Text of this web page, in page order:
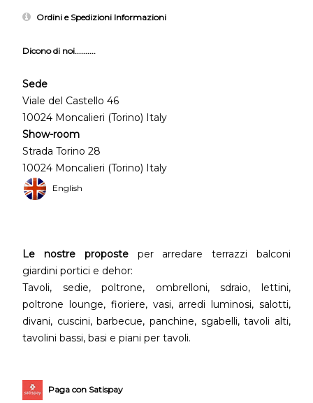
Ordini e Spedizioni Informazioni
Dicono di noi..........
Sede
Viale del Castello 46
10024 Moncalieri (Torino) Italy
Show-room
Strada Torino 28
10024 Moncalieri (Torino) Italy
English
Le nostre proposteper arredare terrazzi balconi
giardini portici e dehor:
Tavoli, sedie, poltrone, ombrelloni, sdraio, lettini,
poltrone lounge, fioriere, vasi, arredi luminosi, salotti,
divani, cuscini, barbecue, panchine, sgabelli, tavoli alti,
tavolini bassi, basi e piani per tavoli.
Paga con Satispay